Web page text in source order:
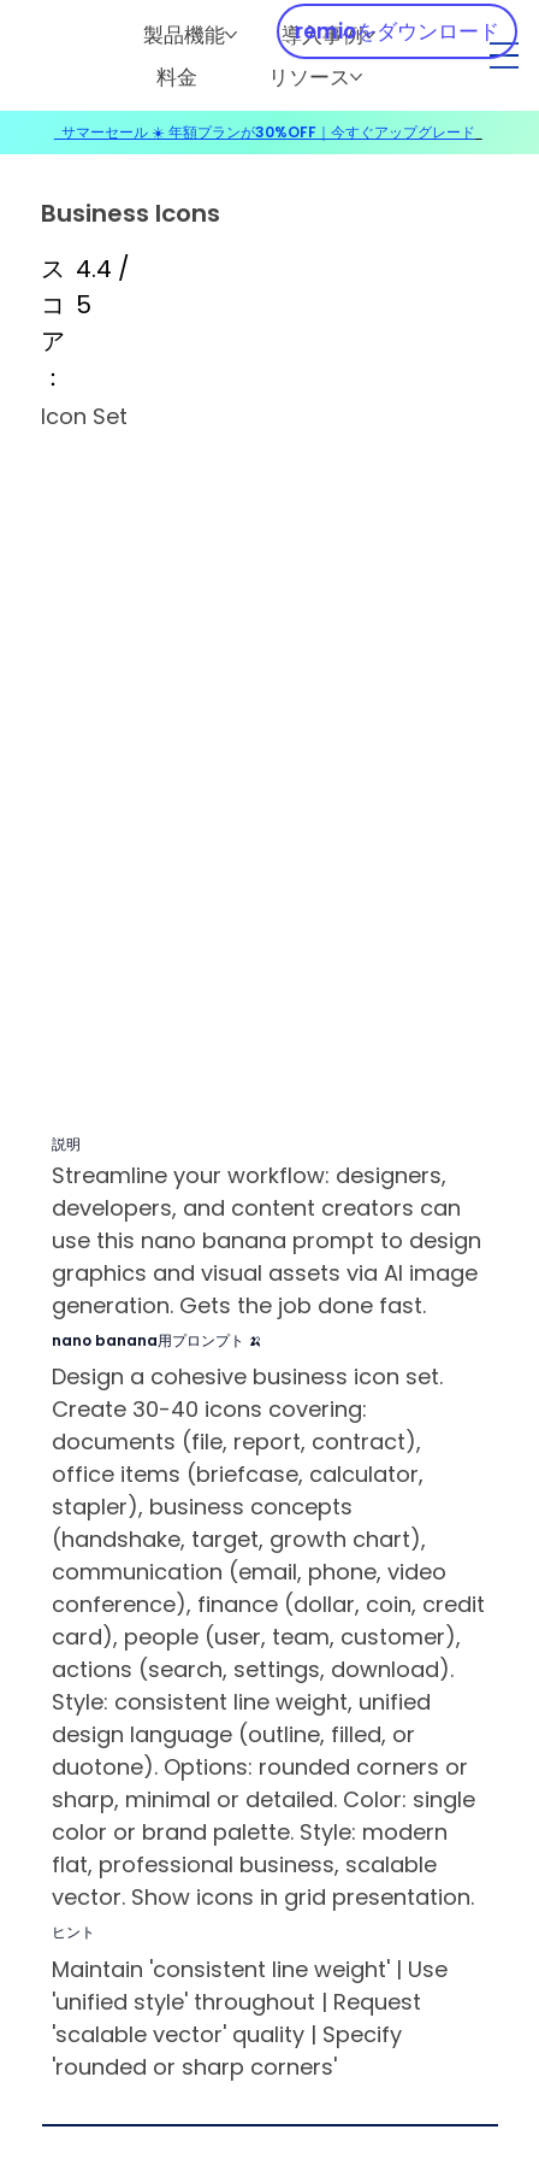
製品機能
導入事例
料金
リソース
remioをダウンロード
Business Icons
ス
コ
ア
：
4.4 /
5
Icon Set
説明
Streamline your workflow: designers,
developers, and content creators can
use this nano banana prompt to design
graphics and visual assets via AI image
generation. Gets the job done fast.
nano banana用プロンプト 🍌
Design a cohesive business icon set.
Create 30-40 icons covering:
documents (file, report, contract),
office items (briefcase, calculator,
stapler), business concepts
(handshake, target, growth chart),
communication (email, phone, video
conference), finance (dollar, coin, credit
card), people (user, team, customer),
actions (search, settings, download).
Style: consistent line weight, unified
design language (outline, filled, or
duotone). Options: rounded corners or
sharp, minimal or detailed. Color: single
color or brand palette. Style: modern
flat, professional business, scalable
vector. Show icons in grid presentation.
ヒント
Maintain 'consistent line weight' | Use
'unified style' throughout | Request
'scalable vector' quality | Specify
'rounded or sharp corners'
サマーセール ☀️ 年額プランが30%OFF｜今すぐアップグレード